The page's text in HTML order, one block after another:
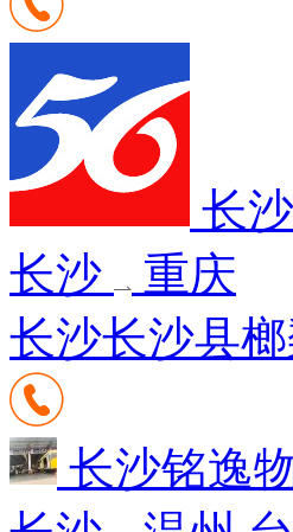
长
长沙
重庆
长沙长沙县
长沙铭逸